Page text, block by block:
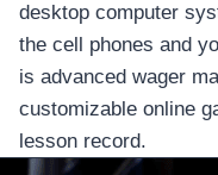
desktop computer
the cell phones and
is advanced wager
customizable online
lesson record.